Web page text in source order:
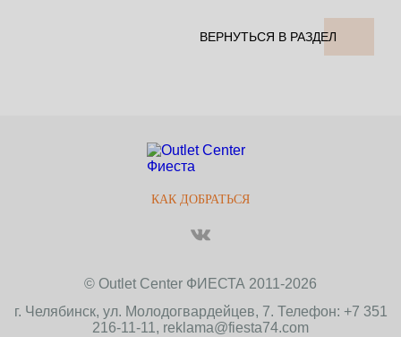
ВЕРНУТЬСЯ В РАЗДЕЛ
КАК ДОБРАТЬСЯ
© Outlet Center ФИЕСТА 2011-2026
г. Челябинск, ул. Молодогвардейцев, 7. Телефон: +7 351
216-11-11, reklama@fiesta74.com